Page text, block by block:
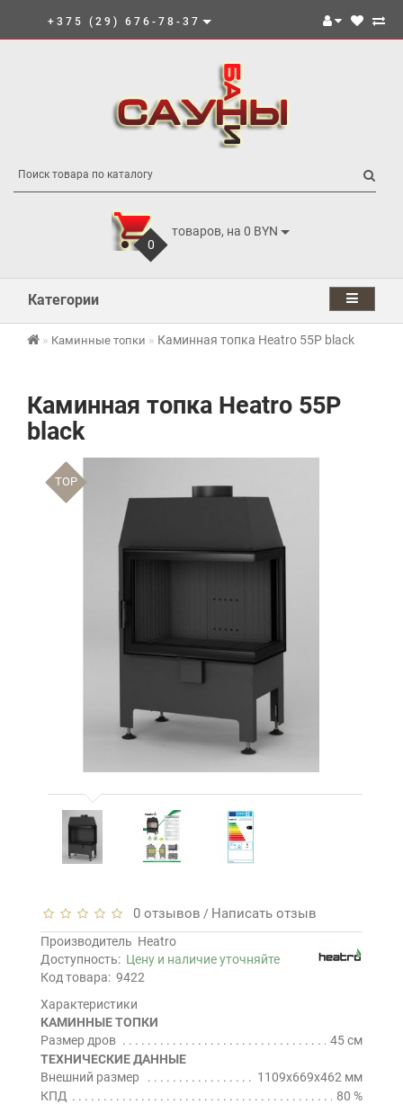
+375 (29) 676-78-37
0
товаров, на 0 BYN
Категории
Каминные топки Каминная топка Heatro 55P black
Каминная топка Heatro 55P
black
TOP
0 отзывов / Написать отзыв
Производитель Heatro
Доступность: Цену и наличие уточняйте
Код товара: 9422
Характеристики
КАМИННЫЕ ТОПКИ
Размер дров
45 см
ТЕХНИЧЕСКИЕ ДАННЫЕ
Внешний размер
1109x669x462 мм
КПД
80 %